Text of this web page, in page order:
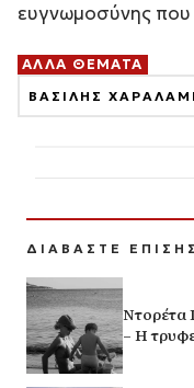
ευγνωμοσύνης
ΑΛΛΑ ΘΕΜΑΤΑ
ΒΑΣΙΛΗΣ
ΔΙΑΒΑΣΤΕ ΕΠΙΣΗΣ
Ντορέτα
– Η